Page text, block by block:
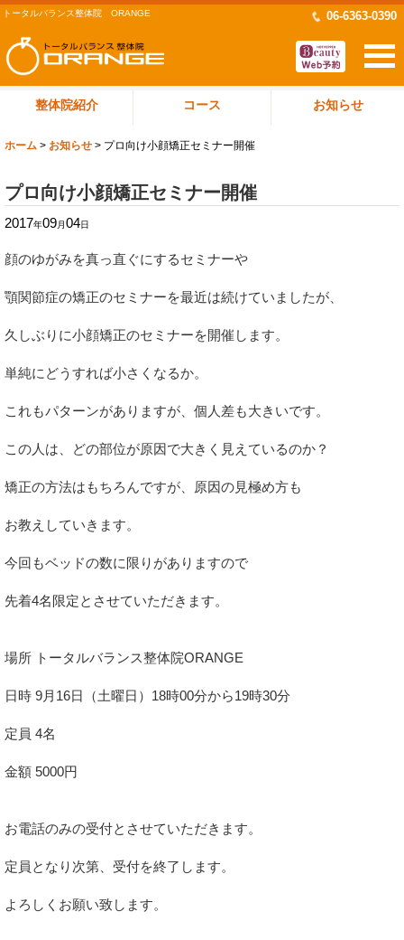
トータルバランス整体院 ORANGE 06-6363-0390
整体院紹介 コース お知らせ
ホーム > お知らせ > プロ向け小顔矯正セミナー開催
プロ向け小顔矯正セミナー開催
2017年09月04日
顔のゆがみを真っ直ぐにするセミナーや
顎関節症の矯正のセミナーを最近は続けていましたが、
久しぶりに小顔矯正のセミナーを開催します。
単純にどうすれば小さくなるか。
これもパターンがありますが、個人差も大きいです。
この人は、どの部位が原因で大きく見えているのか？
矯正の方法はもちろんですが、原因の見極め方も
お教えしていきます。
今回もベッドの数に限りがありますので
先着4名限定とさせていただきます。
場所 トータルバランス整体院ORANGE
日時 9月16日（土曜日）18時00分から19時30分
定員 4名
金額 5000円
お電話のみの受付とさせていただきます。
定員となり次第、受付を終了します。
よろしくお願い致します。